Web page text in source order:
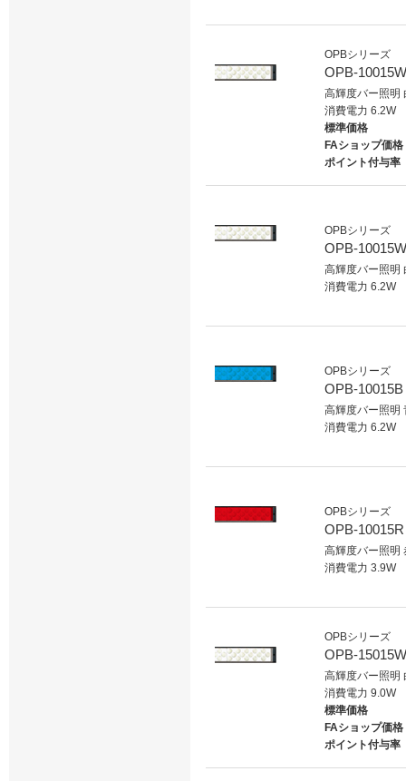
OPBシリーズ
OPB-
高輝度バー照明
消費電力 6.2W
標準価格
FAショップ価格
ポイント付与率
OPBシリーズ
OPB-
高輝度バー照明
消費電力 6.2W
OPBシリーズ
OPB-10015B
高輝度バー照明
消費電力 6.2W
OPBシリーズ
OPB-10015R
高輝度バー照明
消費電力 3.9W
OPBシリーズ
OPB-
高輝度バー照明
消費電力 9.0W
標準価格
FAショップ価格
ポイント付与率